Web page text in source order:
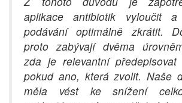
aplikace antibiotik vyloučit
podávání optimálně zkrátit.
proto zabývají dvěma
zda je relevantní
pokud ano, která zvolit. Naše
měla vést ke snížení